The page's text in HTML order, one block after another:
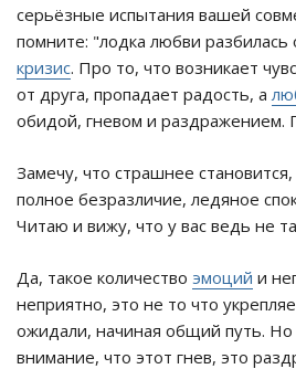
серьёзные испытания вашей
помните: "лодка любви разбилась
кризис. Про то, что возникает
от друга, пропадает радость, а
обидой, гневом и раздражением.
Замечу, что страшнее становится,
полное безразличие, ледяное
Читаю и вижу, что у вас ведь не
Да, такое количество эмоций и
неприятно, это не то что
ожидали, начиная общий путь.
внимание, что этот гнев, это